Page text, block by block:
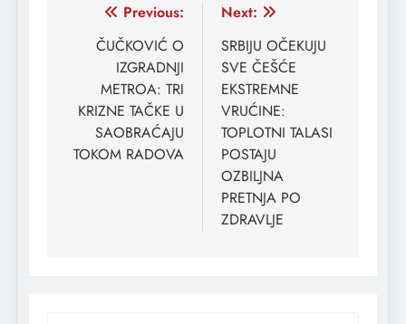
Кретање
чланка
Previous:
ČUČKOVIĆ O
IZGRADNJI
METROA: TRI
KRIZNE TAČKE U
SAOBRAĆAJU
TOKOM RADOVA
Next:
SRBIJU OČEKUJU
SVE ČEŠĆE
EKSTREMNE
VRUĆINE:
TOPLOTNI TALASI
POSTAJU
OZBILJNA
PRETNJA PO
ZDRAVLJE